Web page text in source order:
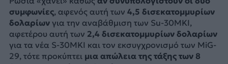
συμφωνίες, αφενός αυτή των 4,5 δισεκατομμυρίων
δολαρίωνγια την αναβάθμιση των Su-30MKI,
αφετέρου αυτή των 2,4 δισεκατομμυρίων δολαρίων
για τα νέα S-30MKI και τον εκσυγχρονισμό των MiG-
29, τότε προκύπτει μια απώλεια της τάξης των 8